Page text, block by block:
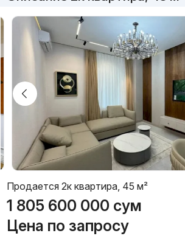
Продается 2к квартира, 45 м²
1 805 600 000 сум
Цена по запросу